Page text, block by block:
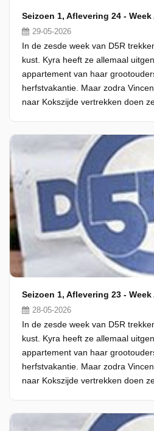
Seizoen 1, Aflevering 24 - Week
29-05-2026
In de zesde week van D5R
kust. Kyra heeft ze allemaal
appartement van haar
herfstvakantie. Maar zodra
naar Kokszijde vertrekken doen
Seizoen 1, Aflevering 23 - Week
28-05-2026
In de zesde week van D5R
kust. Kyra heeft ze allemaal
appartement van haar
herfstvakantie. Maar zodra
naar Kokszijde vertrekken doen